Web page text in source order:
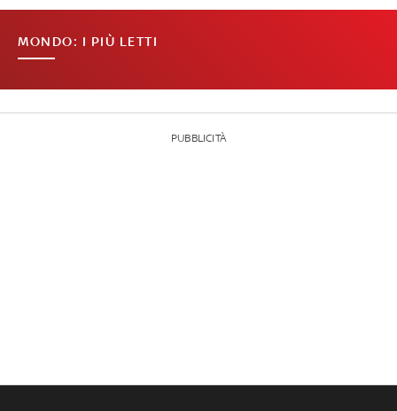
MONDO: I PIÙ LETTI
PUBBLICITÀ